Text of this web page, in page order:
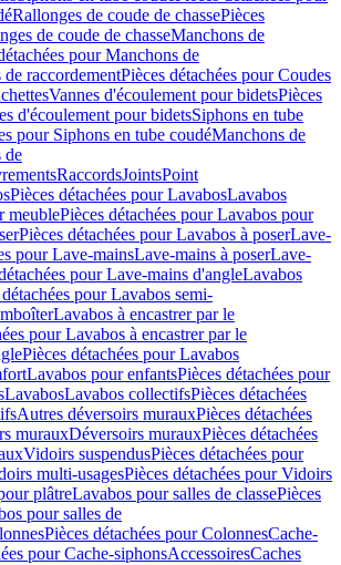
Rallonges de coude de chassePièces
de coude de chasseManchons de
pour Manchons de
de raccordementPièces détachées pour Coudes
Vannes d'écoulement pour bidetsPièces
d'écoulement pour bidetsSiphons en tube
pour Siphons en tube coudéManchons de
de
RaccordsJointsPoint
Pièces détachées pour LavabosLavabos
meublePièces détachées pour Lavabos pour
Pièces détachées pour Lavabos à poserLave-
pour Lave-mainsLave-mains à poserLave-
pour Lave-mains d'angleLavabos
pour Lavabos semi-
Lavabos à encastrer par le
pour Lavabos à encastrer par le
Pièces détachées pour Lavabos
Lavabos pour enfantsPièces détachées pour
LavabosLavabos collectifsPièces détachées
Autres déversoirs murauxPièces détachées
murauxDéversoirs murauxPièces détachées
Vidoirs suspendusPièces détachées pour
multi-usagesPièces détachées pour Vidoirs
plâtreLavabos pour salles de classePièces
pour salles de
Pièces détachées pour ColonnesCache-
pour Cache-siphonsAccessoiresCaches